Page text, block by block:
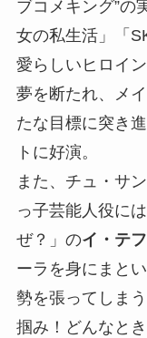
ブコメキング”の
女の私生活」「
愛らしいヒロイ
夢を断たれ、メ
たな目標に突き
トに好演。
また、チュ・サ
っ子芸能人役に
ぜ？」のイ・テ
ーラを身にまと
勢を張ってしま
掴み！どんなと